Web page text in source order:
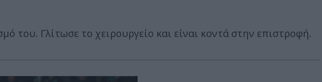
του. Γλίτωσε το χειρουργείο και είναι κοντά στην επιστροφή.